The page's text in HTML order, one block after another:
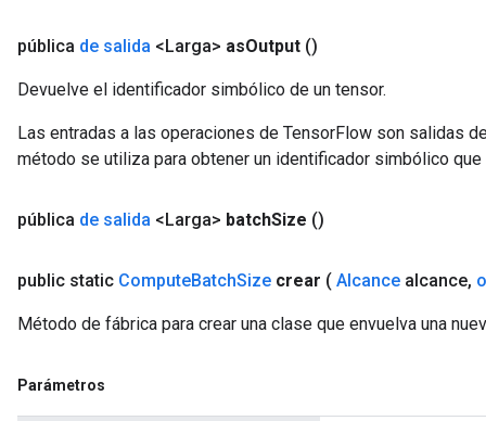
pública de salida <Larga> asOutput ()
Devuelve el identificador simbólico de un tensor.
Las entradas a las operaciones de TensorFlow son salidas
método se utiliza para obtener un identificador simbólico
pública de salida <Larga> batchSize ()
public static ComputeBatchSize crear ( Alcance alcance,
Método de fábrica para crear una clase que envuelva una
Parámetros